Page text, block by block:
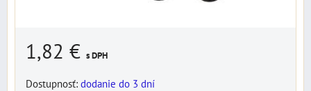
1,82 € s DPH
Dostupnosť: dodanie do 3 dní